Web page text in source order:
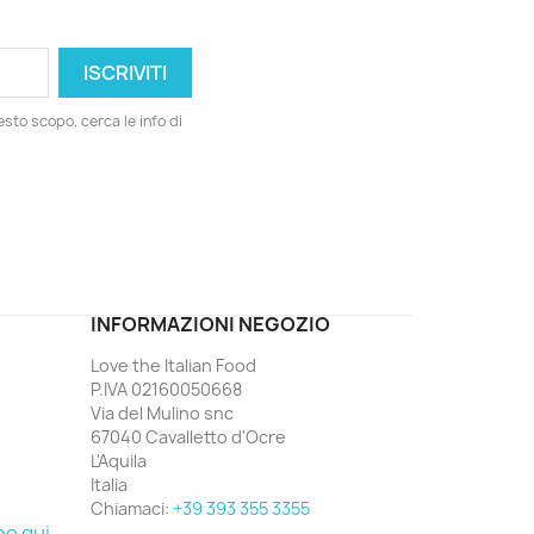
scopo, cerca le info di
INFORMAZIONI NEGOZIO
Love the Italian Food
P.IVA 02160050668
Via del Mulino snc
67040 Cavalletto d'Ocre
L'Aquila
Italia
Chiamaci: +39 393 355 3355